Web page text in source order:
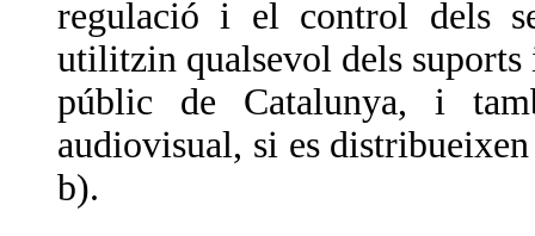
regulació i el control dels
utilitzin qualsevol dels
públic de Catalunya, i
audiovisual, si es
b).